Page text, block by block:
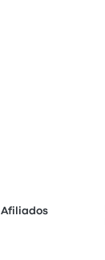
Afiliados